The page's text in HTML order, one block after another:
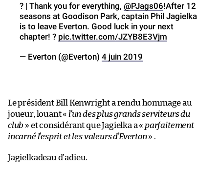
? | Thank you for everything, @PJags06!After 12
seasons at Goodison Park, captain Phil Jagielka
is to leave Everton. Good luck in your next
chapter! ? pic.twitter.com/JZYB8E3Vjm
— Everton (@Everton) 4 juin 2019
Le président Bill Kenwright a rendu hommage au
joueur, louant « l’un des plus grands serviteurs du
club » et considérant que Jagielka a « parfaitement
incarné l’esprit et les valeurs d’Everton» .
Jagielkadeau d’adieu.